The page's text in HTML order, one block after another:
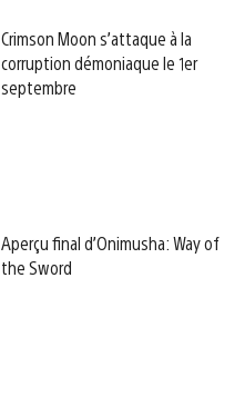
Crimson Moon s’attaque à la
corruption démoniaque le 1er
septembre
Aperçu final d’Onimusha: Way of
the Sword